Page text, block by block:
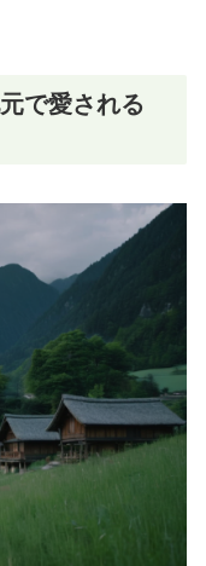
で愛される